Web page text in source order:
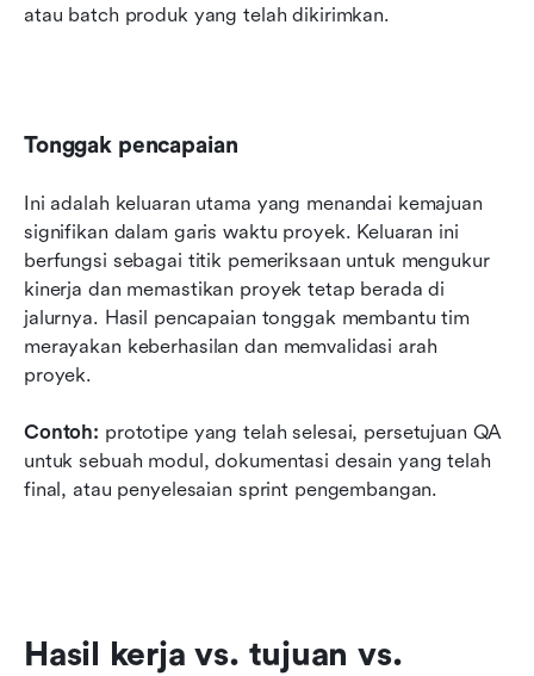
atau batch produk yang telah dikirimkan.
Tonggak pencapaian
Ini adalah keluaran utama yang menandai kemajuan
signifikan dalam garis waktu proyek. Keluaran ini
berfungsi sebagai titik pemeriksaan untuk mengukur
kinerja dan memastikan proyek tetap berada di
jalurnya. Hasil pencapaian tonggak membantu tim
merayakan keberhasilan dan memvalidasi arah
proyek.
Contoh: prototipe yang telah selesai, persetujuan QA
untuk sebuah modul, dokumentasi desain yang telah
final, atau penyelesaian sprint pengembangan.
Hasil kerja vs. tujuan vs.